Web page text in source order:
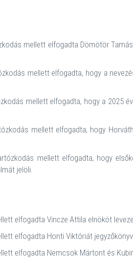
mellett elfogadta Dömötör
mellett elfogadta, hogy a
mellett elfogadta, hogy a 2025
mellett elfogadta, hogy
mellett elfogadta, hogy
jelöli.
elfogadta Vincze Attila elnököt
elfogadta Honti Viktóriát
elfogadta Nemcsok Mártont és